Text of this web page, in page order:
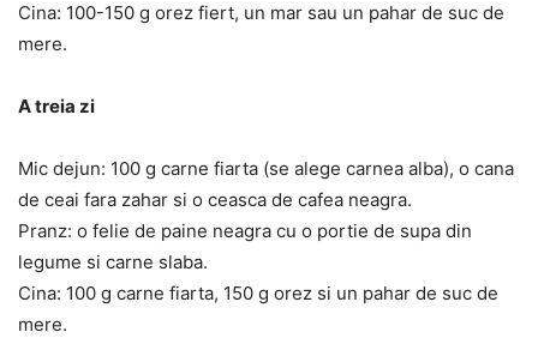
Cina: 100-150 g orez fiert, un mar sau un pahar de suc de
mere.
A treia zi
Mic dejun: 100 g carne fiarta (se alege carnea alba), o cana
de ceai fara zahar si o ceasca de cafea neagra.
Pranz: o felie de paine neagra cu o portie de supa din
legume si carne slaba.
Cina: 100 g carne fiarta, 150 g orez si un pahar de suc de
mere.